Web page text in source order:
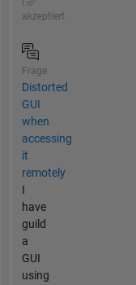
akzeptiert
Frage
Distorted
GUI
when
accessing
it
remotely
I
have
guild
a
GUI
using